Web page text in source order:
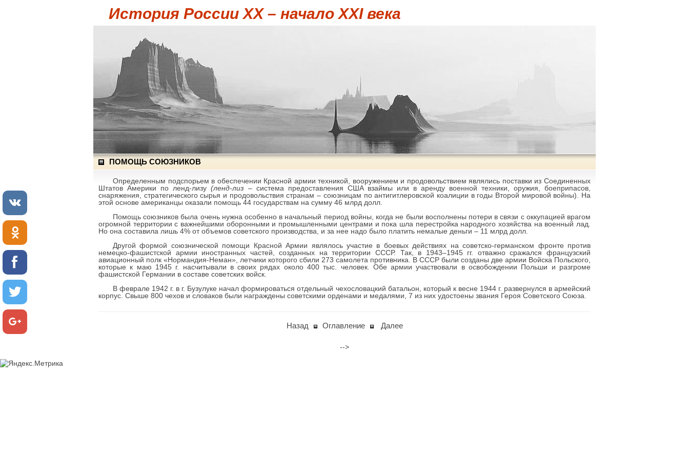
История России XX – начало XXI века
ПОМОЩЬ СОЮЗНИКОВ
Определенным подспорьем в обеспечении Красной армии техникой, вооружением и продовольствием являлись поставки из Соединенных
Штатов Америки по ленд-лизу (ленд-лиз – система предоставления США взаймы или в аренду военной техники, оружия, боеприпасов,
снаряжения, стратегического сырья и продовольствия странам – союзницам по антигитлеровской коалиции в годы Второй мировой войны). На
этой основе американцы оказали помощь 44 государствам на сумму 46 млрд долл.
Помощь союзников была очень нужна особенно в начальный период войны, когда не были восполнены потери в связи с оккупацией врагом
огромной территории с важнейшими оборонными и промышленными центрами и пока шла перестройка народного хозяйства на военный лад.
Но она составила лишь 4% от объемов советского производства, и за нее надо было платить немалые деньги – 11 млрд долл.
Другой формой союзнической помощи Красной Армии являлось участие в боевых действиях на советско-германском фронте против
немецко-фашистской армии иностранных частей, созданных на территории СССР. Так, в 1943–1945 гг. отважно сражался французский
авиационный полк «Нормандия-Неман», летчики которого сбили 273 самолета противника. В СССР были созданы две армии Войска Польского,
которые к маю 1945 г. насчитывали в своих рядах около 400 тыс. человек. Обе армии участвовали в освобождении Польши и разгроме
фашистской Германии в составе советских войск.
В феврале 1942 г. в г. Бузулуке начал формироваться отдельный чехословацкий батальон, который к весне 1944 г. развернулся в армейский
корпус. Свыше 800 чехов и словаков были награждены советскими орденами и медалями, 7 из них удостоены звания Героя Советского Союза.
Назад Оглавление Далее
-->